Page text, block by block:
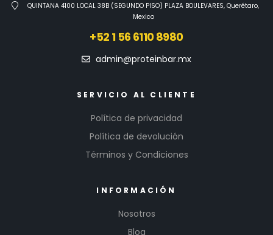
QUINTANA 4100 LOCAL 38B (SEGUNDO PISO) PLAZA BOULEVARES, Querétaro,
Mexico
+52 1 56 6110 8980
admin@proteinbar.mx
SERVICIO AL CLIENTE
Política de privacidad
Política de devolución
Términos y Condiciones
INFORMACIÓN
Nosotros
Blog